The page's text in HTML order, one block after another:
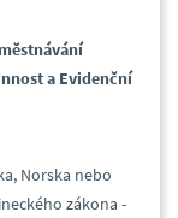
a Evidenční
Norska nebo
zákona -